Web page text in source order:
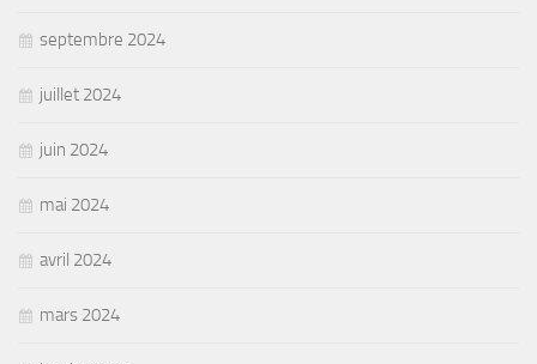
septembre 2024
juillet 2024
juin 2024
mai 2024
avril 2024
mars 2024